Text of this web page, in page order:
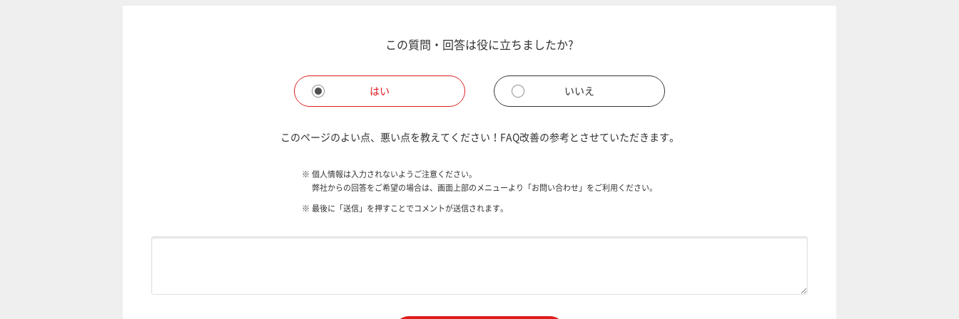
この質問・回答は役に立ちましたか?
はい いいえ
このページのよい点、悪い点を教えてください！FAQ改善の参考とさせていただきます。
※ 個人情報は入力されないようご注意ください。
弊社からの回答をご希望の場合は、画面上部のメニューより「お問い合わせ」をご利用ください。
※ 最後に「送信」を押すことでコメントが送信されます。